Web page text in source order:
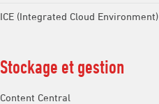
ICE (Integrated Cloud Environment)
Stockage et gestion
Content Central